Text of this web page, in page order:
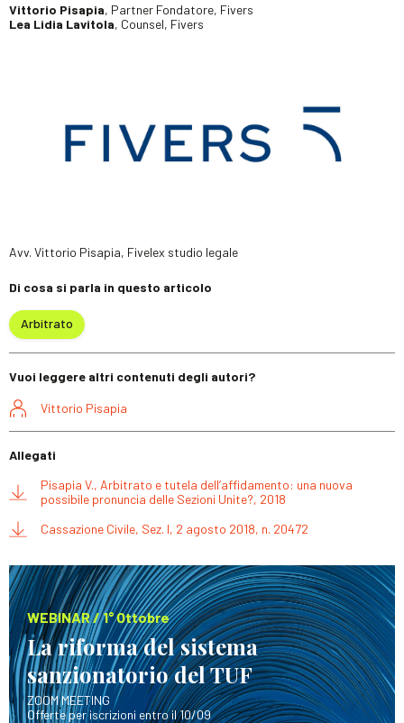
Vittorio Pisapia, Partner Fondatore, Fivers
Lea Lidia Lavitola, Counsel, Fivers
Avv. Vittorio Pisapia, Fivelex studio legale
Di cosa si parla in questo articolo
Arbitrato
Vuoi leggere altri contenuti degli autori?
Vittorio Pisapia
Allegati
Pisapia V., Arbitrato e tutela dell’affidamento: una nuova
possibile pronuncia delle Sezioni Unite?, 2018
Cassazione Civile, Sez. I, 2 agosto 2018, n. 20472
WEBINAR / 1° Ottobre
La riforma del sistema
sanzionatorio del TUF
ZOOM MEETING
Offerte per iscrizioni entro il 10/09